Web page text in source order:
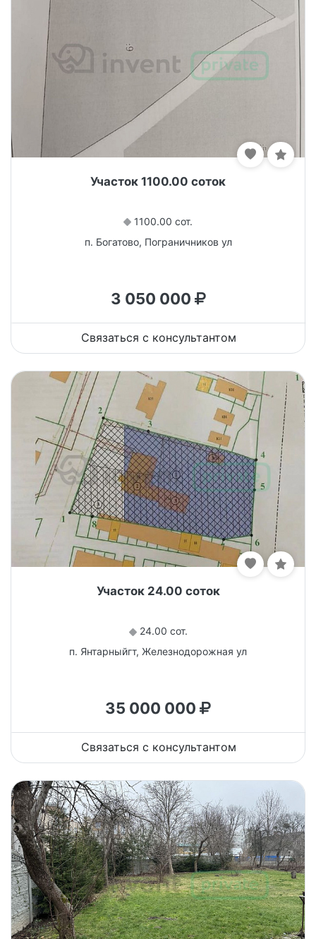
Участок 1100.00 соток
1100.00 сот.
п. Богатово, Пограничников ул
3 050 000
Связаться с консультантом
Участок 24.00 соток
24.00 сот.
п. Янтарныйгт, Железнодорожная ул
35 000 000
Связаться с консультантом